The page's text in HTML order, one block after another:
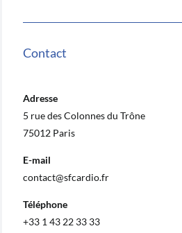
Contact
Adresse
5 rue des Colonnes du Trône
75012 Paris
E-mail
contact@sfcardio.fr
Téléphone
+33 1 43 22 33 33